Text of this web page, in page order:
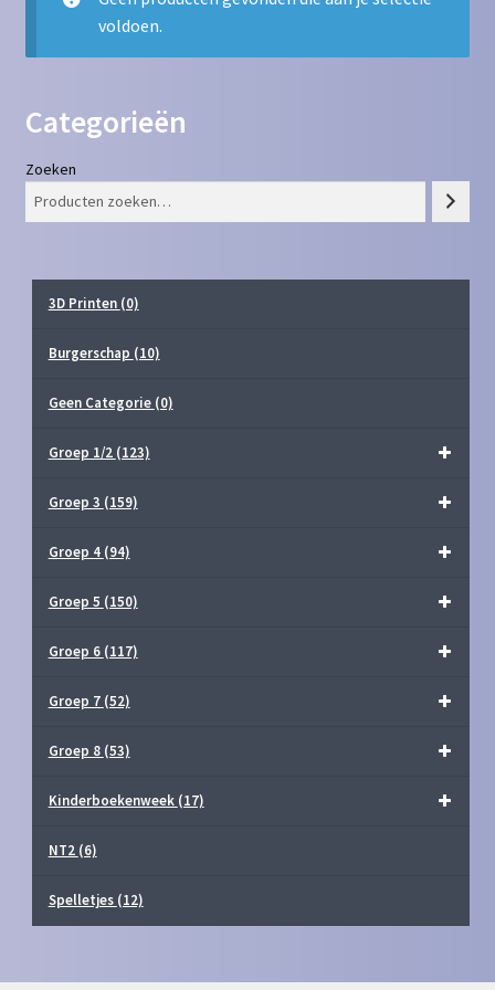
Privacy Policy
voldoen.
Categorieën
Zoeken
3D Printen (0)
Burgerschap (10)
Geen Categorie (0)
Groep 1/2 (123)
Groep 3 (159)
Groep 4 (94)
Groep 5 (150)
Groep 6 (117)
Groep 7 (52)
Groep 8 (53)
Kinderboekenweek (17)
NT2 (6)
Spelletjes (12)